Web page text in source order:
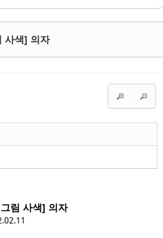
사색] 의자
림 사색] 의자